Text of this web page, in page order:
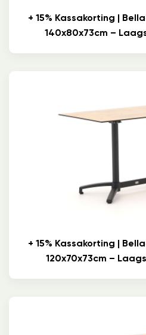
+ 15% Kassakorting |
140x80x73cm –
+ 15% Kassakorting |
120x70x73cm –